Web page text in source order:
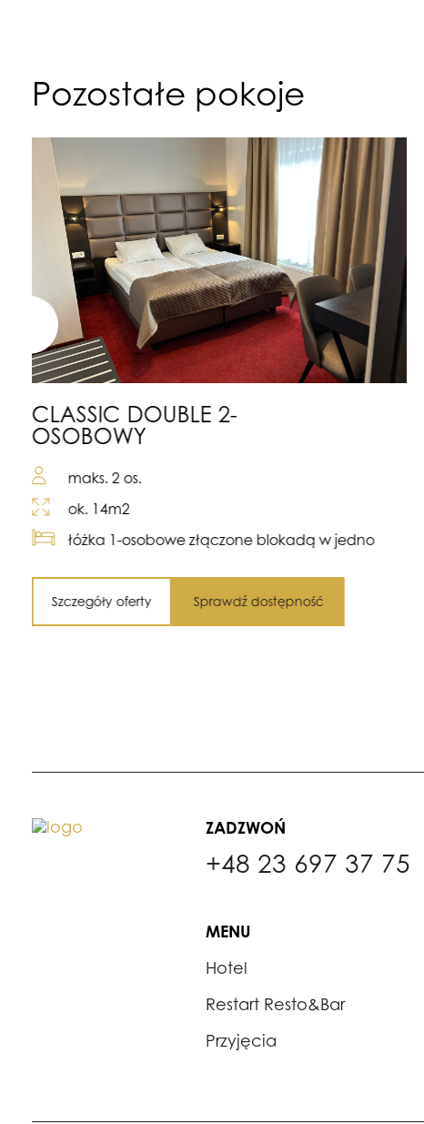
Pozostałe pokoje
CLASSIC DOUBLE 2-
OSOBOWY
maks. 2 os.
ok. 14m2
łóżka 1-osobowe złączone blokadą w jedno
Szczegóły oferty Sprawdź dostępność
ZADZWOŃ
+48 23 697 37 75
MENU
Hotel
Restart Resto&Bar
Przyjęcia